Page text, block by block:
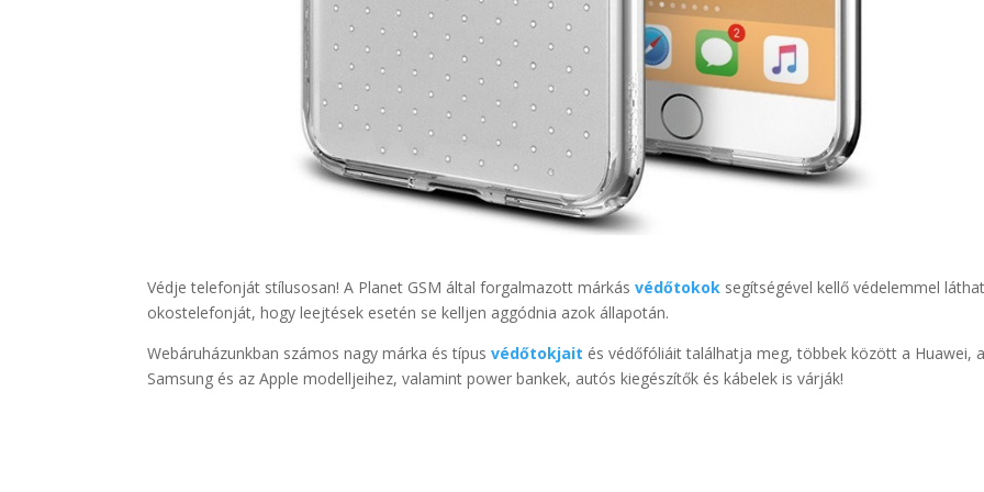
Védje telefonját stílusosan! A Planet GSM által forgalmazott márkásvédőtokok segítségével kellő védelemmel
okostelefonját, hogy leejtések esetén se kelljen aggódnia azok állapotán.
Webáruházunkban számos nagy márka és típusvédőtokjait és védőfóliáit találhatja meg, többek között a Huawei, a
Samsung és az Apple modelljeihez, valamint power bankek, autós kiegészítők és kábelek is várják!